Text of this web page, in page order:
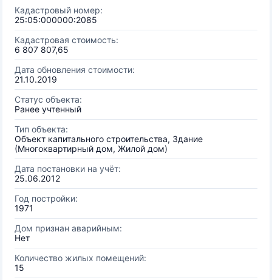
Кадастровый номер:
25:05:000000:2085
Кадастровая стоимость:
6 807 807,65
Дата обновления стоимости:
21.10.2019
Статус объекта:
Ранее учтенный
Тип объекта:
Объект капитального строительства, Здание
(Многоквартирный дом, Жилой дом)
Дата постановки на учёт:
25.06.2012
Год постройки:
1971
Дом признан аварийным:
Нет
Количество жилых помещений:
15